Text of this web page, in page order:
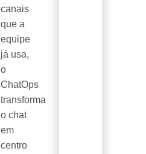
canais
que a
equipe
já usa,
o
ChatOps
transforma
o chat
em
centro